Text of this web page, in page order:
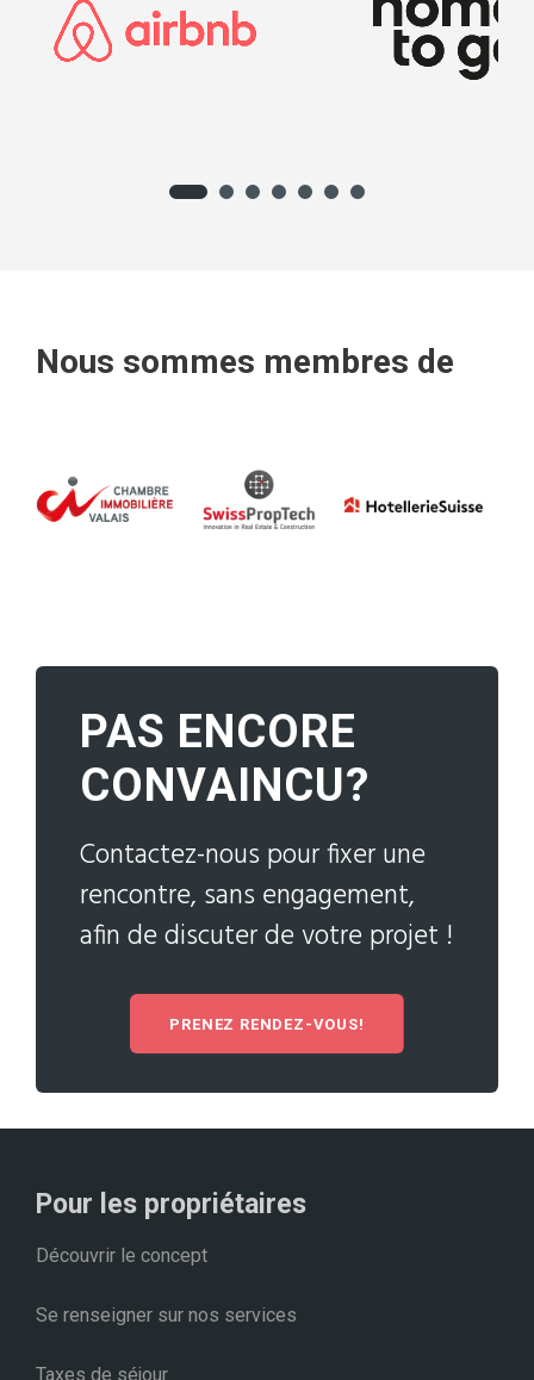
Nous sommes membres de
PAS ENCORE
CONVAINCU?
Contactez-nous pour fixer une
rencontre, sans engagement,
afin de discuter de votre projet !
PRENEZ RENDEZ-VOUS!
Pour les propriétaires
Découvrir le concept
Se renseigner sur nos services
Taxes de séjour